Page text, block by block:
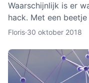
Waarschijnlijk is er
hack. Met een
nog terug kunt
Floris·30 oktober 2018